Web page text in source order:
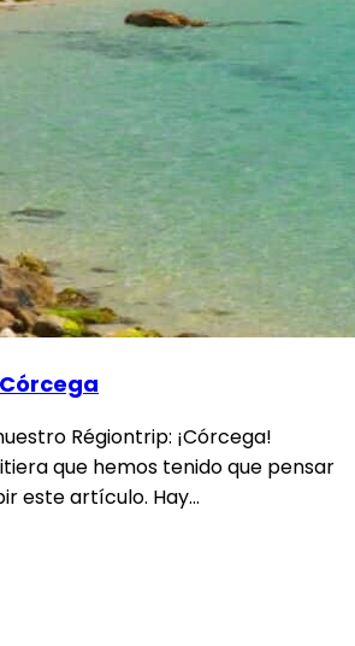
Régiontrip: ¡Córcega!
que hemos tenido que pensar
este artículo. Hay…